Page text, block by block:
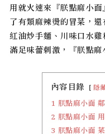
用就火速來『朕點麻小面
了有類麻辣燙的冒菜，還
紅油炒手麵、川味口水
滿足味蕾刺激，『朕點麻
內容目錄 隱
1 朕點麻小面
2 朕點麻小面
3 朕點麻小面